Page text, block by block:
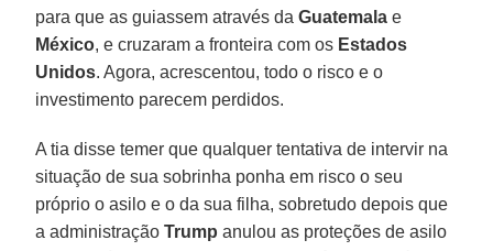
para que as guiassem através daGuatemala e
México, e cruzaram a fronteira com os Estados
Unidos. Agora, acrescentou, todo o risco e o
investimento parecem perdidos.
A tia disse temer que qualquer tentativa de intervir na
situação de sua sobrinha ponha em risco o seu
próprio o asilo e o da sua filha, sobretudo depois que
a administraçãoTrump anulou as proteções de asilo